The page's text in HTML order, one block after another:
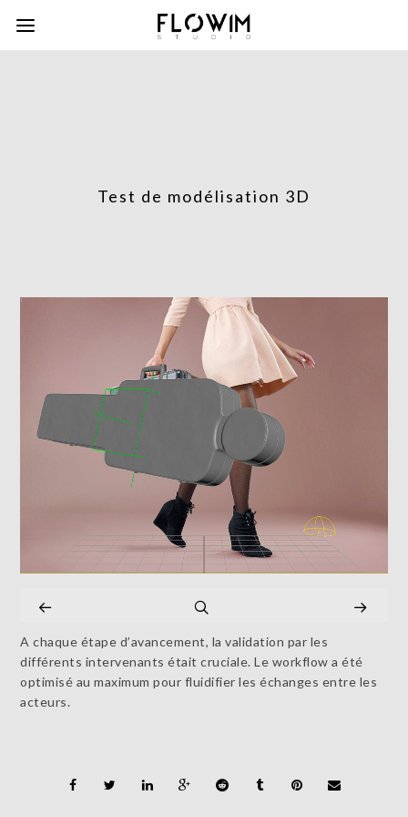
Test de modélisation 3D
A chaque étape d’avancement, la validation par les
différents intervenants était cruciale. Le workflow a été
optimisé au maximum pour fluidifier les échanges entre les
acteurs.